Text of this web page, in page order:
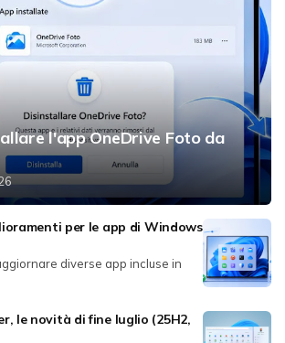
l'app OneDrive Foto da
per le app di Windows
diverse app incluse in
le novità di fine luglio (25H2,